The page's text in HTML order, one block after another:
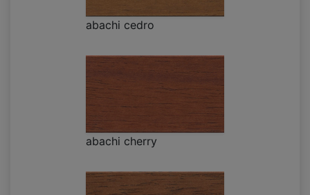
abachi cedro
abachi cherry